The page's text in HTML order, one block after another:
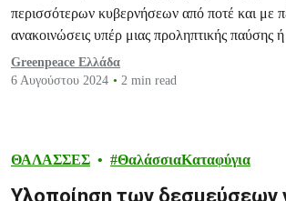
περισσότερων κυβερνήσεων από ποτέ και με
ανακοινώσεις υπέρ μιας προληπτικής παύσης
στις εξορύξεις βαθέων υδάτων.
Greenpeace Ελλάδα
6 Αυγούστου 2024
2 min read
ΘΑΛΑΣΣΕΣ ΘαλάσσιαΚαταφύγια
Υλοποίηση των δεσμεύσεων